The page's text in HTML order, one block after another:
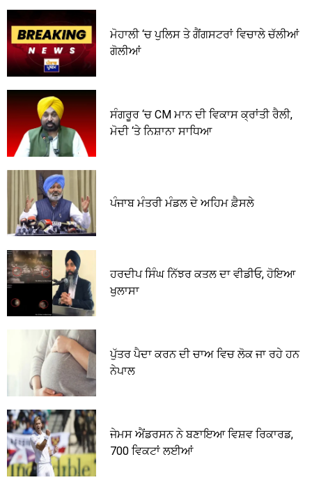
ਮੋਹਾਲੀ ‘ਚ ਪੁਲਿਸ ਤੇ ਗੈਂਗਸਟਰਾਂ ਵਿਚਾਲੇ ਚੱਲੀਆਂ
ਗੋਲੀਆਂ
ਸੰਗਰੂਰ ‘ਚ CM ਮਾਨ ਦੀ ਵਿਕਾਸ ਕ੍ਰਾਂਤੀ ਰੈਲੀ,
ਮੋਦੀ ‘ਤੇ ਨਿਸ਼ਾਨਾ ਸਾਧਿਆ
ਪੰਜਾਬ ਮੰਤਰੀ ਮੰਡਲ ਦੇ ਅਹਿਮ ਫ਼ੈਸਲੇ
ਹਰਦੀਪ ਸਿੰਘ ਨਿੱਝਰ ਕਤਲ ਦਾ ਵੀਡੀਓ, ਹੋਇਆ
ਖੁਲਾਸਾ
ਪੁੱਤਰ ਪੈਦਾ ਕਰਨ ਦੀ ਚਾਅ ਵਿਚ ਲੋਕ ਜਾ ਰਹੇ ਹਨ
ਨੇਪਾਲ
ਜੇਮਸ ਐਂਡਰਸਨ ਨੇ ਬਣਾਇਆ ਵਿਸ਼ਵ ਰਿਕਾਰਡ,
700 ਵਿਕਟਾਂ ਲਈਆਂ